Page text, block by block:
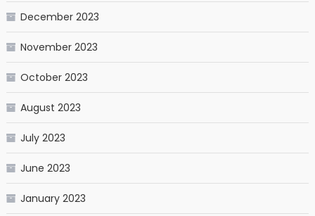
December 2023
November 2023
October 2023
August 2023
July 2023
June 2023
January 2023